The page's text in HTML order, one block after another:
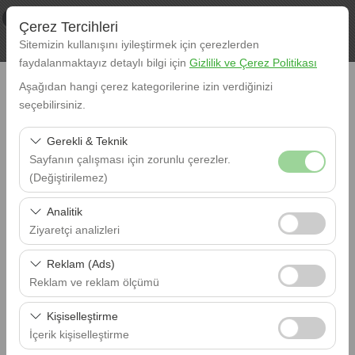
× XL RENT
www.xlrent.com.tr
Ücretsiz - In Google Play
Çerez Tercihleri
Sitemizin kullanışını iyileştirmek için çerezlerden
faydalanmaktayız detaylı bilgi için Gizlilik ve Çerez Politikası
Aşağıdan hangi çerez kategorilerine izin verdiğinizi
seçebilirsiniz.
Gerekli & Teknik
Sayfanın çalışması için zorunlu çerezler.
(Değiştirilemez)
Bu çerezler sitenin doğru şekilde çalışması, güvenlik,
oturum yönetimi ve temel işlevler için gereklidir. Devre
dışı bırakılamaz.
Analitik
Ziyaretçi analizleri
Bu çerezler, sitemizin nasıl kullanıldığını (ziyaretçi sayısı,
en çok ziyaret edilen sayfalar, kullanıcı davranışları)
analiz etmemizi sağlar. Bu veriler, web sitesi
performansını ölçmek ve kullanıcı deneyimini sürekli
iyileştirmek için kullanılır.
Reklam (Ads)
Reklam ve reklam ölçümü
Bu çerezler, size ilgi alanlarınıza uygun kişiselleştirilmiş
reklamlar göstermemize ve reklam kampanyalarımızın
etkinliğini (gösterim sayısı, tıklama oranı) ölçmemize
Kişiselleştirme
İçerik kişiselleştirme
Alış
Istanbul Havalimanı (IST)
Bırakış
Istanbul Havalimanı (IST)
Alış Tarihi
Bırakış Tarihi